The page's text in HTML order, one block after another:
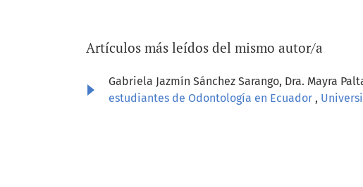
Artículos más leídos del mismo autor/a
Gabriela Jazmín Sánchez Sarango, Dra. Mayra
estudiantes de Odontología en Ecuador ,